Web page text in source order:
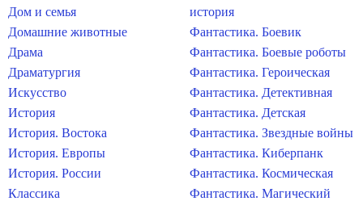
Дом и семья
Домашние животные
Драма
Драматургия
Искусство
История
История. Востока
История. Европы
История. России
Классика
история
Фантастика. Боевик
Фантастика. Боевые роботы
Фантастика. Героическая
Фантастика. Детективная
Фантастика. Детская
Фантастика. Звездные войны
Фантастика. Киберпанк
Фантастика. Космическая
Фантастика. Магический